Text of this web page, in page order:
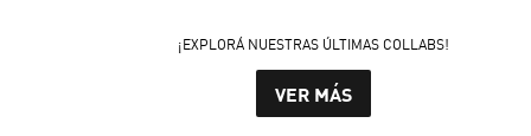
¡EXPLORÁ NUESTRAS ÚLTIMAS COLLABS!
VER MÁS